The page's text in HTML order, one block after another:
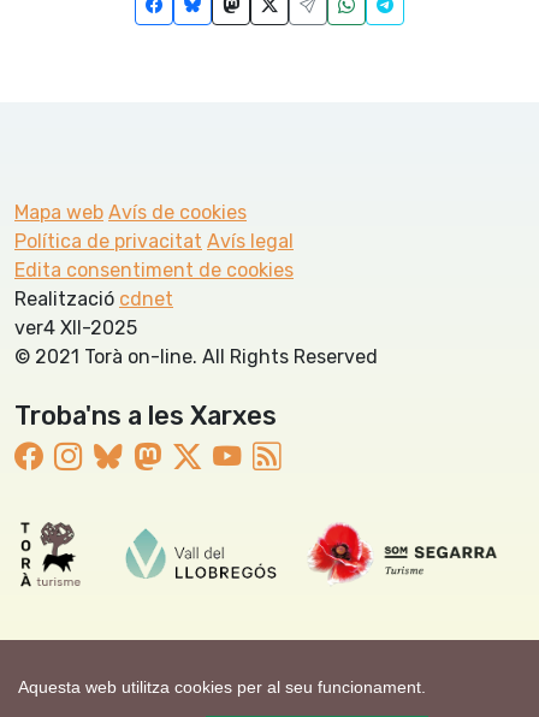
Aquesta web utilitza cookies per al seu funcionament.
Mapa web Avís de cookies
Política de privacitat Avís legal
Edita consentiment de cookies
Realització cdnet
ver4 XII-2025
© 2021 Torà on-line. All Rights Reserved
Troba'ns a les Xarxes